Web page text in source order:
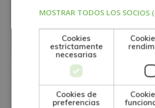
MOSTRAR TODOS LOS SOCIOS
Cookies
estrictamente
necesarias
Cookies de
preferencias